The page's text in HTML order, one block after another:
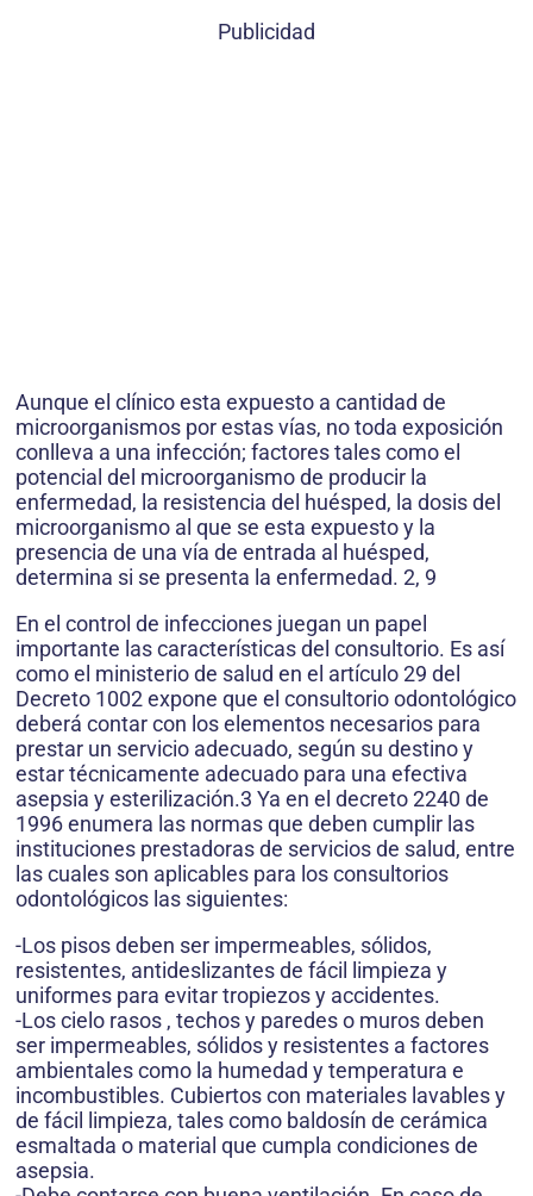
Publicidad
Aunque el clínico esta expuesto a cantidad de
microorganismos por estas vías, no toda exposición
conlleva a una infección; factores tales como el
potencial del microorganismo de producir la
enfermedad, la resistencia del huésped, la dosis del
microorganismo al que se esta expuesto y la
presencia de una vía de entrada al huésped,
determina si se presenta la enfermedad. 2, 9
En el control de infecciones juegan un papel
importante las características del consultorio. Es así
como el ministerio de salud en el artículo 29 del
Decreto 1002 expone que el consultorio odontológico
deberá contar con los elementos necesarios para
prestar un servicio adecuado, según su destino y
estar técnicamente adecuado para una efectiva
asepsia y esterilización.3 Ya en el decreto 2240 de
1996 enumera las normas que deben cumplir las
instituciones prestadoras de servicios de salud, entre
las cuales son aplicables para los consultorios
odontológicos las siguientes:
-Los pisos deben ser impermeables, sólidos,
resistentes, antideslizantes de fácil limpieza y
uniformes para evitar tropiezos y accidentes.
-Los cielo rasos , techos y paredes o muros deben
ser impermeables, sólidos y resistentes a factores
ambientales como la humedad y temperatura e
incombustibles. Cubiertos con materiales lavables y
de fácil limpieza, tales como baldosín de cerámica
esmaltada o material que cumpla condiciones de
asepsia.